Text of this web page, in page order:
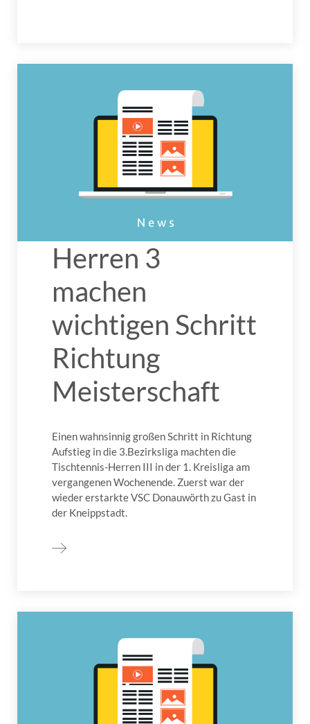
Herren 3
machen
wichtigen Schritt
Richtung
Meisterschaft
Einen wahnsinnig großen Schritt in Richtung
Aufstieg in die 3.Bezirksliga machten die
Tischtennis-Herren III in der 1. Kreisliga am
vergangenen Wochenende. Zuerst war der
wieder erstarkte VSC Donauwörth zu Gast in
der Kneippstadt.